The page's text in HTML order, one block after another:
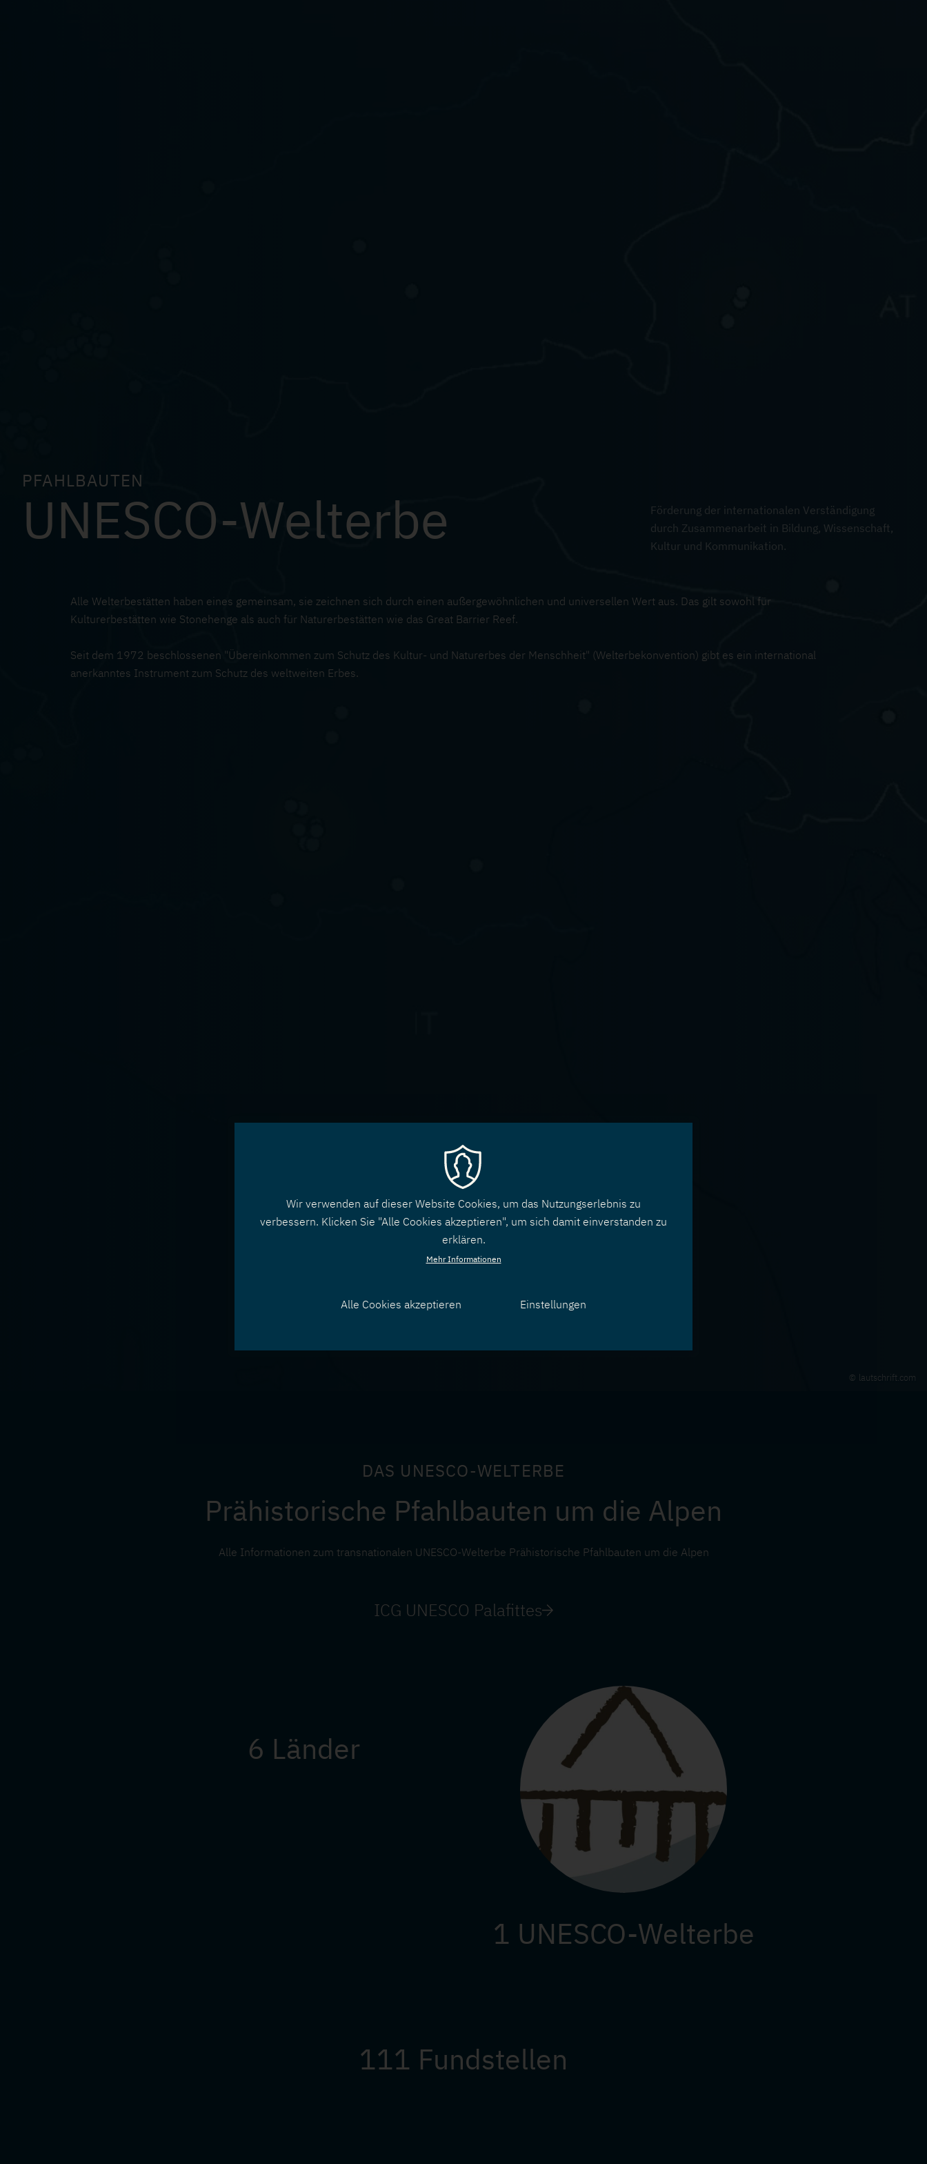
lautschrift.com
PFAHLBAUTEN
UNESCO-Welterbe
Förderung der internationalen Verständigung
durch Zusammenarbeit in Bildung, Wissenschaft,
Kultur und Kommunikation.
Alle Welterbestätten haben eines gemeinsam, sie zeichnen sich durch einen außergewöhnlichen und universellen Wert aus. Das gilt sowohl für
Kulturerbestätten wie Stonehenge als auch für Naturerbestätten wie das Great Barrier Reef.
Seit dem 1972 beschlossenen "Übereinkommen zum Schutz des Kultur- und Naturerbes der Menschheit" (Welterbekonvention) gibt es ein international
anerkanntes Instrument zum Schutz des weltweiten Erbes.
DAS UNESCO-WELTERBE
Prähistorische Pfahlbauten um die Alpen
Alle Informationen zum transnationalen UNESCO-Welterbe Prähistorische Pfahlbauten um die Alpen
ICG UNESCO Palafittes
6 Länder
1 UNESCO-Welterbe
111 Fundstellen
Wir verwenden auf dieser Website Cookies, um das Nutzungserlebnis zu
verbessern. Klicken Sie "Alle Cookies akzeptieren", um sich damit einverstanden zu
erklären.
Mehr Informationen
Alle Cookies akzeptieren Einstellungen